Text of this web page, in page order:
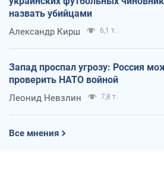
назвать убийцами
Александр Кирш 6,1 т.
Запад проспал угрозу: Россия
проверить НАТО войной
Леонид Невзлин 7,8 т.
Все мнения